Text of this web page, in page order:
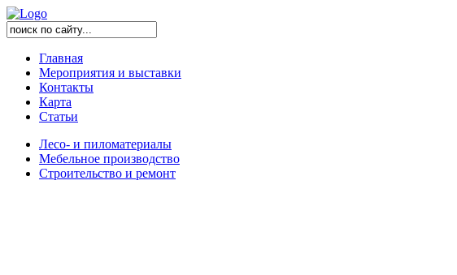
Главная
Мероприятия и выставки
Контакты
Карта
Статьи
Лесо- и пиломатериалы
Мебельное производство
Строительство и ремонт